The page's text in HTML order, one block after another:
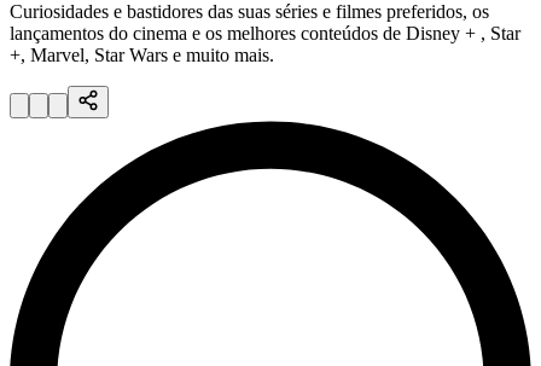
Curiosidades e bastidores das suas séries e filmes preferidos, os
lançamentos do cinema e os melhores conteúdos de Disney + , Star
+, Marvel, Star Wars e muito mais.